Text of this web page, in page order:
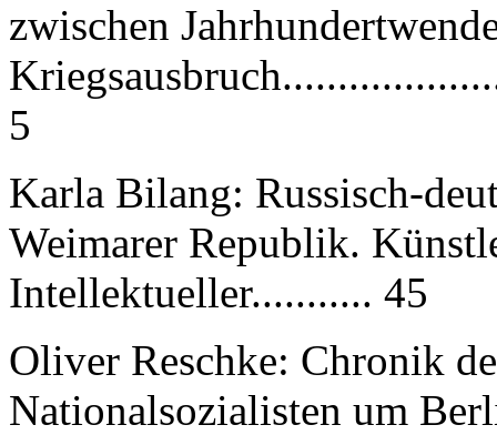
zwischen
5
Karla Bilang: Russisch-
Weimarer Republik.
Intellektueller........... 45
Oliver Reschke: Chronik
Nationalsozialisten um